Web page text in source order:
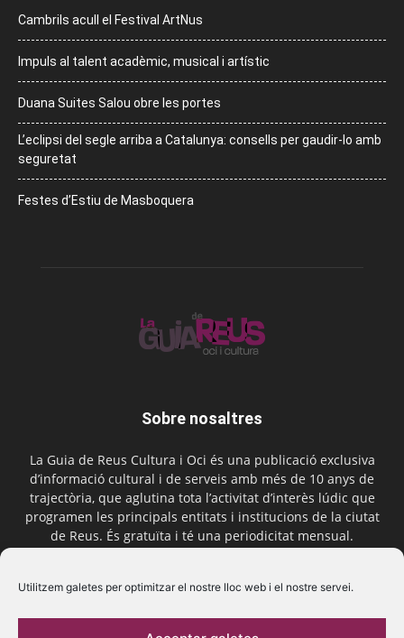
Utilitzem galetes per optimitzar el nostre lloc web i el nostre servei.
Cambrils acull el Festival ArtNus
Impuls al talent acadèmic, musical i artístic
Duana Suites Salou obre les portes
L’eclipsi del segle arriba a Catalunya: consells per gaudir-lo amb
seguretat
Festes d’Estiu de Masboquera
Sobre nosaltres
La Guia de Reus Cultura i Oci és una publicació exclusiva
d’informació cultural i de serveis amb més de 10 anys de
trajectòria, que aglutina tota l’activitat d’interès lúdic que
programen les principals entitats i institucions de la ciutat
de Reus. És gratuïta i té una periodicitat mensual.